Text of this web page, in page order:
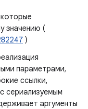
значению (
)
параметрами,
ссылки,
с сериализуемым
аргументы